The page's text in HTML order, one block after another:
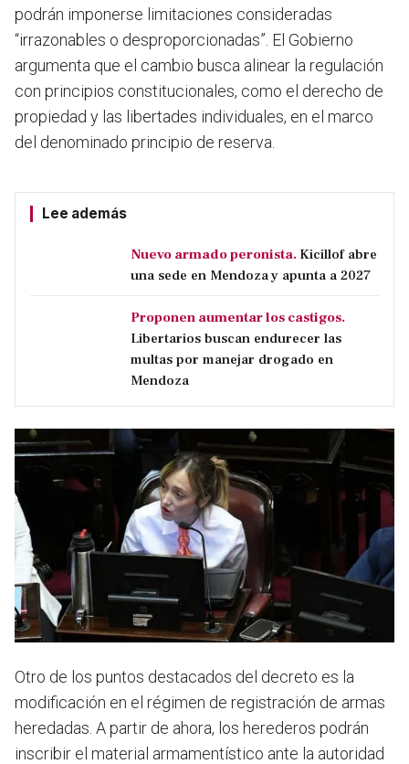
podrán imponerse limitaciones consideradas
“irrazonables o desproporcionadas”. El Gobierno
argumenta que el cambio busca alinear la regulación
con principios constitucionales, como el derecho de
propiedad y las libertades individuales, en el marco
del denominado principio de reserva.
Lee además
Nuevo armado peronista. Kicillof abre
una sede en Mendoza y apunta a 2027
Proponen aumentar los castigos.
Libertarios buscan endurecer las
multas por manejar drogado en
Mendoza
Otro de los puntos destacados del decreto es la
modificación en el régimen de registración de armas
heredadas. A partir de ahora, los herederos podrán
inscribir el material armamentístico ante la autoridad